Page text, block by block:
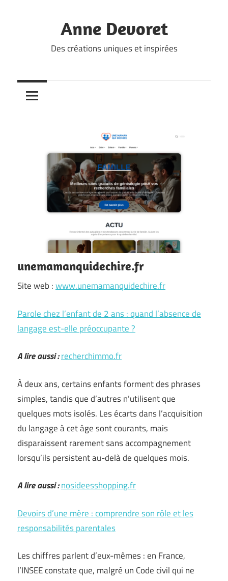
Anne Devoret
Des créations uniques et inspirées
unemamanquidechire.fr
Site web :www.unemamanquidechire.fr
Parole chez l’enfant de 2 ans : quand l’absence de
langage est-elle préoccupante ?
A lire aussi :recherchimmo.fr
À deux ans, certains enfants forment des phrases
simples, tandis que d’autres n’utilisent que
quelques mots isolés. Les écarts dans l’acquisition
du langage à cet âge sont courants, mais
disparaissent rarement sans accompagnement
lorsqu’ils persistent au-delà de quelques mois.
A lire aussi :nosideesshopping.fr
Devoirs d’une mère : comprendre son rôle et les
responsabilités parentales
Les chiffres parlent d’eux-mêmes : en France,
l’INSEE constate que, malgré un Code civil qui ne